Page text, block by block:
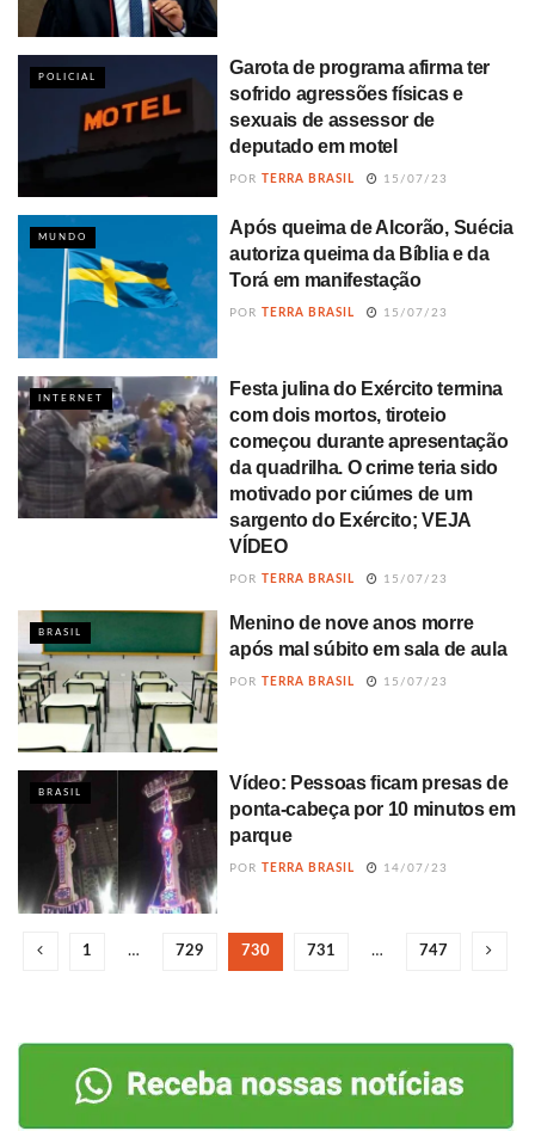
POLICIAL
Garota de programa afirma ter
sofrido agressões físicas e
sexuais de assessor de
deputado em motel
POR TERRA BRASIL 15/07/23
MUNDO
Após queima de Alcorão, Suécia
autoriza queima da Bíblia e da
Torá em manifestação
POR TERRA BRASIL 15/07/23
INTERNET
Festa julina do Exército termina
com dois mortos, tiroteio
começou durante apresentação
da quadrilha. O crime teria sido
motivado por ciúmes de um
sargento do Exército; VEJA
VÍDEO
POR TERRA BRASIL 15/07/23
BRASIL
Menino de nove anos morre
após mal súbito em sala de aula
POR TERRA BRASIL 15/07/23
BRASIL
Vídeo: Pessoas ficam presas de
ponta-cabeça por 10 minutos em
parque
POR TERRA BRASIL 14/07/23
1 … 729 730 731 … 747